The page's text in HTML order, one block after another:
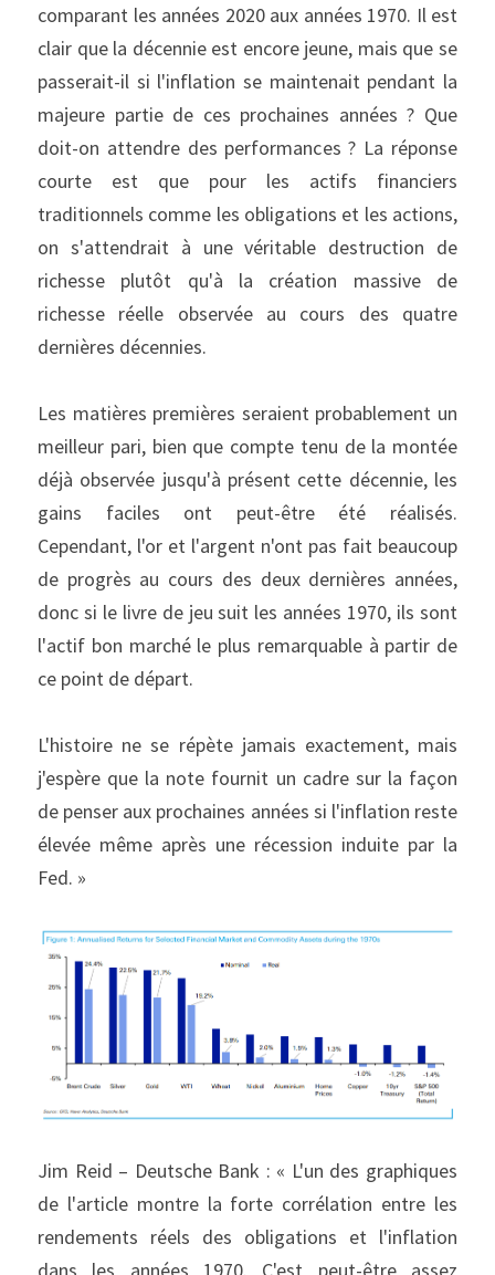
comparant les années 2020 aux années 1970. Il est
clair que la décennie est encore jeune, mais que se
passerait-il si l'inflation se maintenait pendant la
majeure partie de ces prochaines années ? Que
doit-on attendre des performances ? La réponse
courte est que pour les actifs financiers
traditionnels comme les obligations et les actions,
on s'attendrait à une véritable destruction de
richesse plutôt qu'à la création massive de
richesse réelle observée au cours des quatre
dernières décennies.
Les matières premières seraient probablement un
meilleur pari, bien que compte tenu de la montée
déjà observée jusqu'à présent cette décennie, les
gains faciles ont peut-être été réalisés.
Cependant, l'or et l'argent n'ont pas fait beaucoup
de progrès au cours des deux dernières années,
donc si le livre de jeu suit les années 1970, ils sont
l'actif bon marché le plus remarquable à partir de
ce point de départ.
L'histoire ne se répète jamais exactement, mais
j'espère que la note fournit un cadre sur la façon
de penser aux prochaines années si l'inflation reste
élevée même après une récession induite par la
Fed. »
Jim Reid – Deutsche Bank : « L'un des graphiques
de l'article montre la forte corrélation entre les
rendements réels des obligations et l'inflation